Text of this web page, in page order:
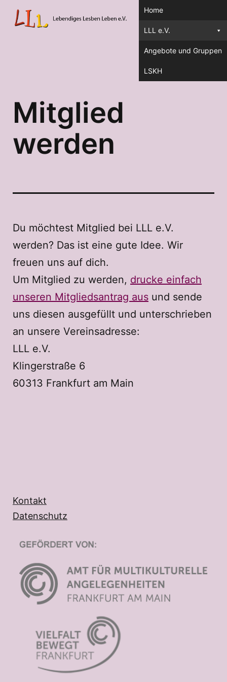
Zum
Home
LLL e.V.
Angebote und Gruppen
LSKH
Mitglied
werden
Du möchtest Mitglied bei LLL e.V.
werden? Das ist eine gute Idee. Wir
freuen uns auf dich.
Um Mitglied zu werden, drucke einfach
unseren Mitgliedsantrag aus und sende
uns diesen ausgefüllt und unterschrieben
an unsere Vereinsadresse:
LLL e.V.
Klingerstraße 6
60313 Frankfurt am Main
Kontakt
Datenschutz